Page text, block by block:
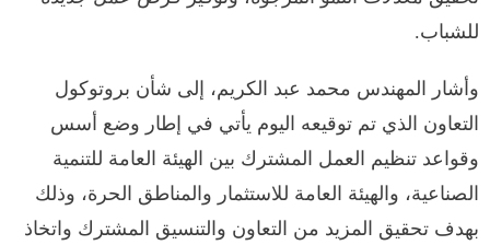
للشباب.
وأشار المهندس محمد عبد الكريم، إلى شأن بروتوكول
التعاون الذي تم توقيعه اليوم يأتي في إطار وضع أسس
وقواعد تنظيم العمل المشترك بين الهيئة العامة للتنمية
الصناعية، والهيئة العامة للاستثمار والمناطق الحرة، وذلك
بهدف تحقيق المزيد من التعاون والتنسيق المشترك واتخاذ